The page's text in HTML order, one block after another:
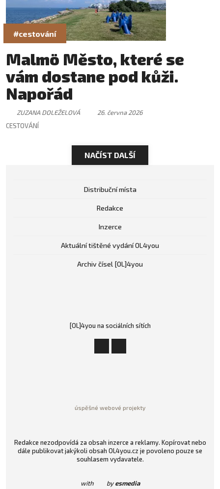
#cestování
Malmö Město, které se
vám dostane pod kůži.
Napořád
ZUZANA DOLEŽELOVÁ
26. června 2026
CESTOVÁNÍ
NAČÍST DALŠÍ
Distribuční místa
Redakce
Inzerce
Aktuální tištěné vydání OL4you
Archiv čísel [OL]4you
[OL]4you na sociálních sítích
úspěšné webové projekty
Redakce nezodpovídá za obsah inzerce a reklamy. Kopírovat nebo
dále publikovat jakýkoli obsah OL4you.cz je povoleno pouze se
souhlasem vydavatele.
with byesmedia